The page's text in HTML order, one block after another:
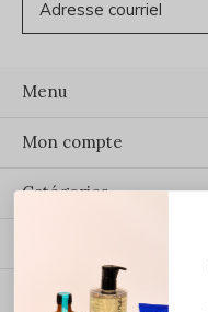
Menu
Mon compte
Catégories